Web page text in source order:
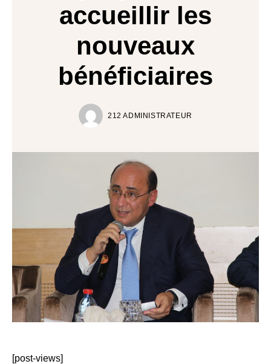
accueillir les
nouveaux
bénéficiaires
212 ADMINISTRATEUR
[post-views]